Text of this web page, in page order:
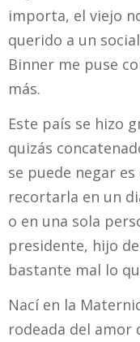
importa, el viejo
querido a un
Binner me puse
más.
Este país se hizo
quizás
se puede negar
recortarla en un
o en una sola
presidente, hijo
bastante mal lo
Nací en la
rodeada del amor